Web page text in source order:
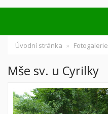
Úvodní stránka Fotogalerie
Mše sv. u Cyrilky